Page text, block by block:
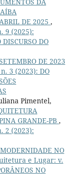
DE 2025 ,
9 (2025):
DO
DE 2023
3 (2023): DO
Pimentel,
GRANDE-PB ,
2 (2023):
MODERNIDADE NO
e Lugar: v.
NO